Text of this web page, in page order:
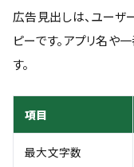
広告見出しは、ユーザ
ピーです。アプリ名や
す。
項目
最大文字数